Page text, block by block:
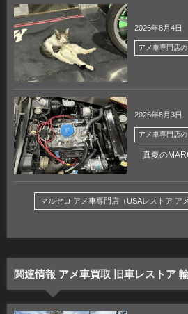
2026年8月4日
アメ車専門店
2026年8月3日
アメ車専門店
真夏の
マルセロ アメ車専門店（USAレストア ア
関連情報 アメ車買取 旧車レストア